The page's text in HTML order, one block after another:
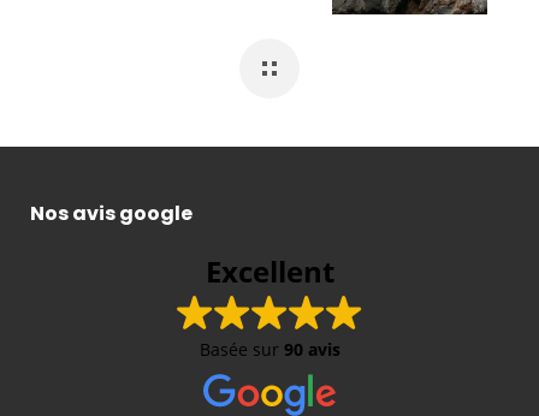
Nos avis google
Excellent
Basée sur 90 avis